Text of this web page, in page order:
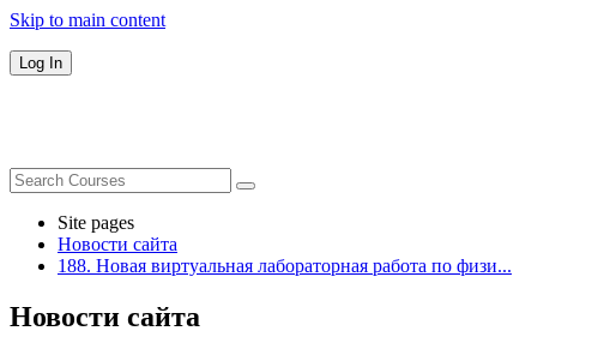
Skip to main content
Log In
Site pages
Новости сайта
188. Новая виртуальная лабораторная работа по физи...
Новости сайта